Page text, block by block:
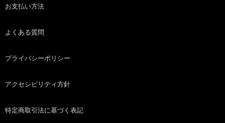
お支払い方法
よくある質問
プライバシーポリシー
アクセシビリティ方針
特定商取引法に基づく表記